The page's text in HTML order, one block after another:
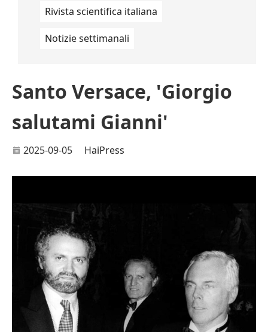
Rivista scientifica italiana
Notizie settimanali
Santo Versace, 'Giorgio
salutami Gianni'
2025-09-05 HaiPress